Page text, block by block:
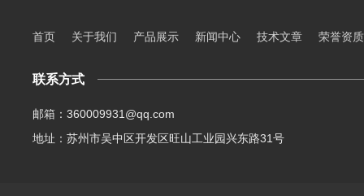
首页 关于我们 产品展示 新闻中心 技术文章 荣誉资质
联系方式
邮箱：360009931@qq.com
地址：苏州市吴中区开发区旺山工业园兴东路31号